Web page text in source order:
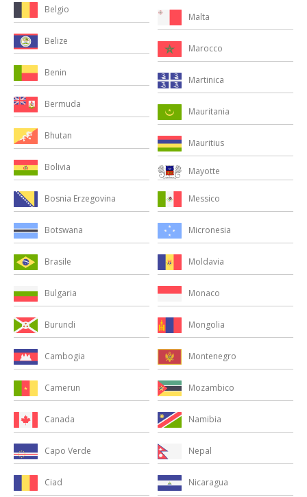
Belgio
Belize
Benin
Bermuda
Bhutan
Bolivia
Bosnia Erzegovina
Botswana
Brasile
Bulgaria
Burundi
Cambogia
Camerun
Canada
Capo Verde
Ciad
Malta
Marocco
Martinica
Mauritania
Mauritius
Mayotte
Messico
Micronesia
Moldavia
Monaco
Mongolia
Montenegro
Mozambico
Namibia
Nepal
Nicaragua